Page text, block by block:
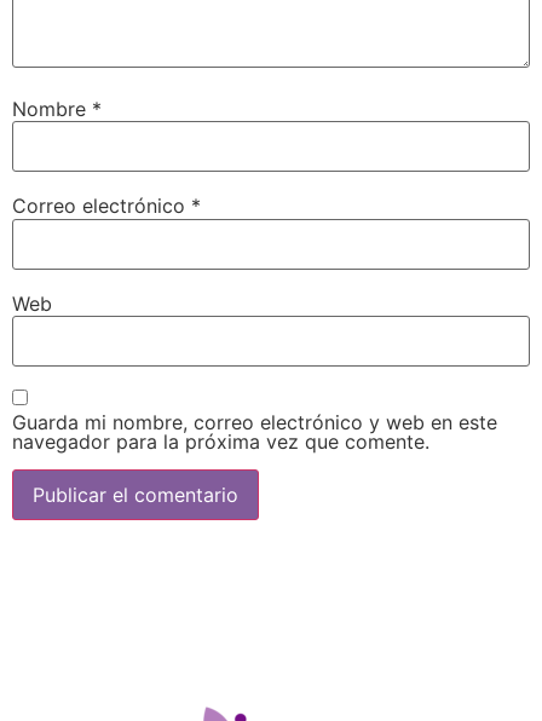
Nombre *
Correo electrónico *
Web
Guarda mi nombre, correo electrónico y web en este
navegador para la próxima vez que comente.